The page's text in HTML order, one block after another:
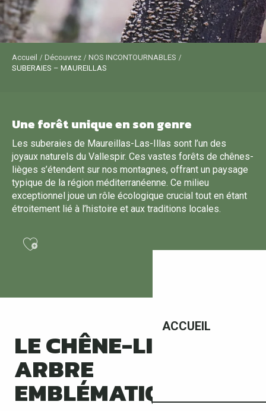
ACCUEIL
Accueil Découvrez
NOS INCONTOURNABLES
SUBERAIES – MAUREILLAS
Une forêt unique en son genre
Les suberaies de Maureillas-Las-Illas sont l’un des
joyaux naturels du Vallespir. Ces vastes forêts de chênes-
lièges s’étendent sur nos montagnes, offrant un paysage
typique de la région méditerranéenne. Ce milieu
exceptionnel joue un rôle écologique crucial tout en étant
étroitement lié à l’histoire et aux traditions locales.
Ajouter aux favoris
LE CHÊNE-LIÈGE, UN
ARBRE
EMBLÉMATIQUE